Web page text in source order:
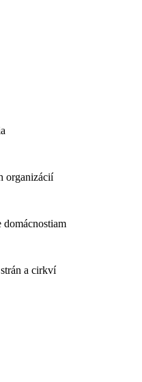
organizácií
domácnostiam
a cirkví